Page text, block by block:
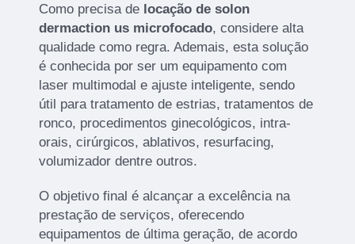
Como precisa de locação de solon
dermaction us microfocado, considere alta
qualidade como regra. Ademais, esta solução
é conhecida por ser um equipamento com
laser multimodal e ajuste inteligente, sendo
útil para tratamento de estrias, tratamentos de
ronco, procedimentos ginecológicos, intra-
orais, cirúrgicos, ablativos, resurfacing,
volumizador dentre outros.
O objetivo final é alcançar a excelência na
prestação de serviços, oferecendo
equipamentos de última geração, de acordo